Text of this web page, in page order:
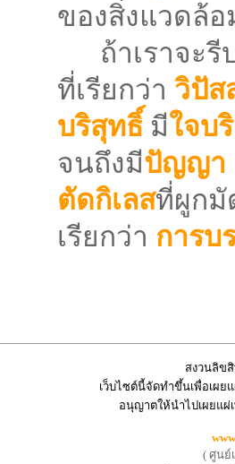
ของสิ่งแวดล้อ
ถ้าเราจะรี
ที่เรียกว่า วิปัส
บริสุทธิ์มีใจบ
จนถึงมีปัญญา
ตัดกิเลสที่ผูกมั
เรียกว่า การบ
สงวนลิข
เว็บไซต์นี้จัดทำขึ้นเพื่อเผ
อนุญาตให้นำไปเผยแ
( ศูนย์